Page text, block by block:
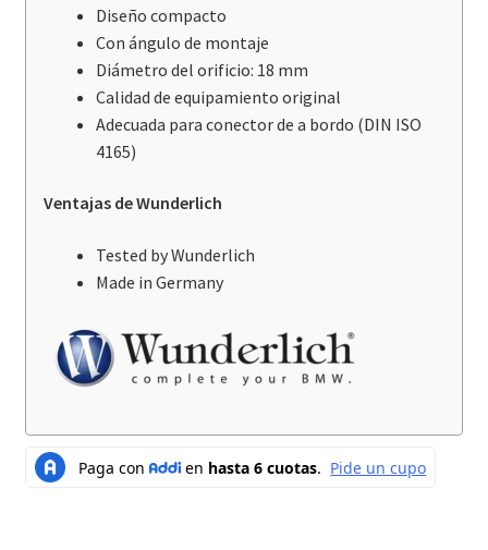
Diseño compacto
Con ángulo de montaje
Diámetro del orificio: 18 mm
Calidad de equipamiento original
Adecuada para conector de a bordo (DIN ISO
4165)
Ventajas de Wunderlich
Tested by Wunderlich
Made in Germany